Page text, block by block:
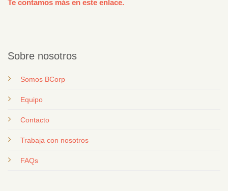
Te contamos más en este enlace.
Sobre nosotros
Somos BCorp
Equipo
Contacto
Trabaja con nosotros
FAQs